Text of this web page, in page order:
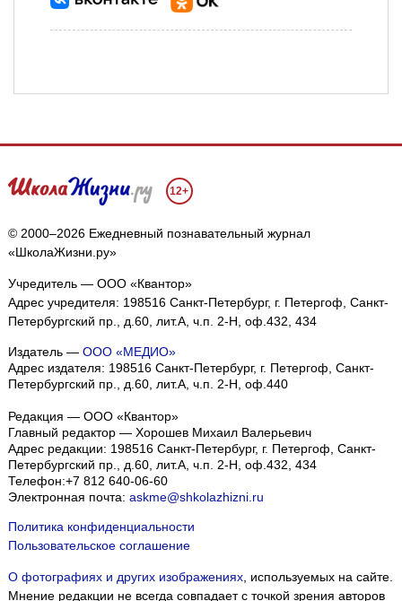
12+
© 2000–2026 Ежедневный познавательный журнал
«ШколаЖизни.ру»
Учредитель — ООО «Квантор»
Адрес учредителя: 198516 Санкт-Петербург, г. Петергоф, Санкт-
Петербургский пр., д.60, лит.А, ч.п. 2-Н, оф.432, 434
Издатель — ООО «МЕДИО»
Адрес издателя: 198516 Санкт-Петербург, г. Петергоф, Санкт-
Петербургский пр., д.60, лит.А, ч.п. 2-Н, оф.440
Редакция — ООО «Квантор»
Главный редактор — Хорошев Михаил Валерьевич
Адрес редакции: 198516 Санкт-Петербург, г. Петергоф Санкт-
Петербургский пр., д.60, лит.А, ч.п. 2-Н, оф.432, 434
Телефон:+7 812 640-06-60
Электронная почта: askme@shkolazhizni.ru
Политика конфиденциальности
Пользовательское соглашение
О фотографиях и других изображениях, используемых на сайте.
Мнение редакции не всегда совпадает с точкой зрения авторов